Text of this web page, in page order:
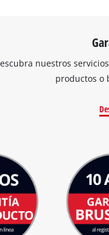
nuestros
productos o